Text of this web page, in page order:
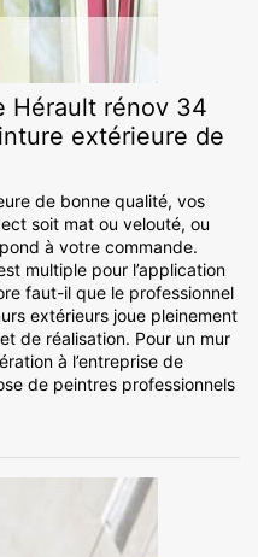
Hérault rénov 34
extérieure de
de bonne qualité, vos
soit mat ou velouté, ou
à votre commande.
multiple pour l’application
faut-il que le professionnel
extérieurs joue pleinement
de réalisation. Pour un mur
à l’entreprise de
de peintres professionnels